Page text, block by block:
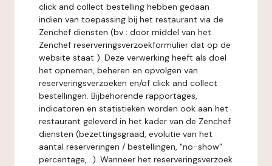
click and collect bestelling hebben gedaan
indien van toepassing bij het restaurant via de
Zenchef diensten (bv : door middel van het
Zenchef reserveringsverzoekformulier dat op de
website staat ). Deze verwerking heeft als doel
het opnemen, beheren en opvolgen van
reserveringsverzoeken en/of click and collect
bestellingen. Bijbehorende rapportages,
indicatoren en statistieken worden ook aan het
restaurant geleverd in het kader van de Zenchef
diensten (bezettingsgraad, evolutie van het
aantal reserveringen / bestellingen, "no-show"
percentage,...). Wanneer het reserveringsverzoek